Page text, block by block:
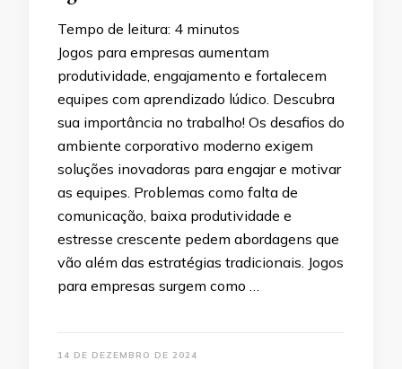
Tempo de leitura: 4 minutos
Jogos para empresas aumentam
produtividade, engajamento e fortalecem
equipes com aprendizado lúdico. Descubra
sua importância no trabalho! Os desafios do
ambiente corporativo moderno exigem
soluções inovadoras para engajar e motivar
as equipes. Problemas como falta de
comunicação, baixa produtividade e
estresse crescente pedem abordagens que
vão além das estratégias tradicionais. Jogos
para empresas surgem como …
14 DE DEZEMBRO DE 2024